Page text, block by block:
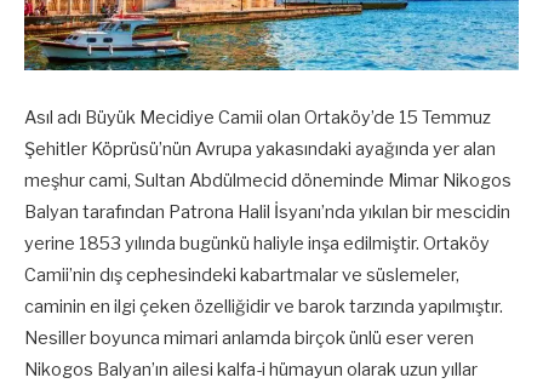
Asıl adı Büyük Mecidiye Camii olan Ortaköy’de 15 Temmuz
Şehitler Köprüsü’nün Avrupa yakasındaki ayağında yer alan
meşhur cami, Sultan Abdülmecid döneminde Mimar Nikogos
Balyan tarafından Patrona Halil İsyanı’nda yıkılan bir mescidin
yerine 1853 yılında bugünkü haliyle inşa edilmiştir. Ortaköy
Camii’nin dış cephesindeki kabartmalar ve süslemeler,
caminin en ilgi çeken özelliğidir ve barok tarzında yapılmıştır.
Nesiller boyunca mimari anlamda birçok ünlü eser veren
Nikogos Balyan’ın ailesi kalfa-i hümayun olarak uzun yıllar